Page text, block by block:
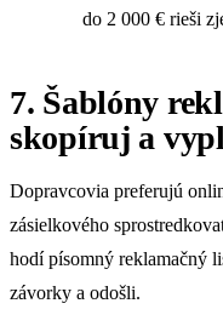
do 2 000 € rieši
7. Šablóny
skopíruj a
Dopravcovia preferujú
zásielkového
hodí písomný reklamačný
závorky a odošli.